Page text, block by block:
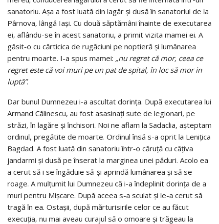
sanatoriu. Aşa a fost luată din lagăr şi dusă în sanatoriul de la
Pârnova, lângă Iaşi. Cu două săptămâni înainte de executarea
ei, aflându-se în acest sanatoriu, a primit vizita mamei ei. A
găsit-o cu cărticica de rugăciuni pe noptieră şi lumânarea
pentru moarte. I-a spus mamei: „nu regret că mor, ceea ce
regret este că voi muri pe un pat de spital, în loc să mor in
luptă”.
Dar bunul Dumnezeu i-a ascultat dorința. După executarea lui
Armand Călinescu, au fost asasinați sute de legionari, pe
străzi, în lagăre şi închisori. Noi ne aflam la Sadaclia, aşteptam
ordinul, pregătite de moarte. Ordinul însă s-a oprit la Lenițica
Bagdad. A fost luată din sanatoriu într-o căruță cu câțiva
jandarmi şi dusă pe înserat la marginea unei păduri. Acolo ea
a cerut să i se îngăduie să-şi aprindă lumânarea şi să se
roage. A mulțumit lui Dumnezeu că i-a îndeplinit dorința de a
muri pentru Mişcare. După aceea s-a sculat şi le-a cerut să
tragă în ea. Ostaşii, după mărturisirile celor ce au făcut
execuția, nu mai aveau curajul să o omoare şi trăgeau la